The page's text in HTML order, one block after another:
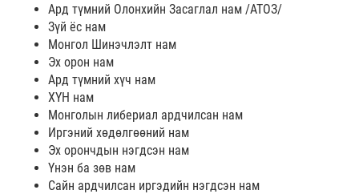
Ард түмний Олонхийн Засаглал нам /АТОЗ/
Зүй ёс нам
Монгол Шинэчлэлт нам
Эх орон нам
Ард түмний хүч нам
ХҮН нам
Монголын либериал ардчилсан нам
Иргэний хөдөлгөөний нам
Эх орончдын нэгдсэн нам
Үнэн ба зөв нам
Сайн ардчилсан иргэдийн нэгдсэн нам